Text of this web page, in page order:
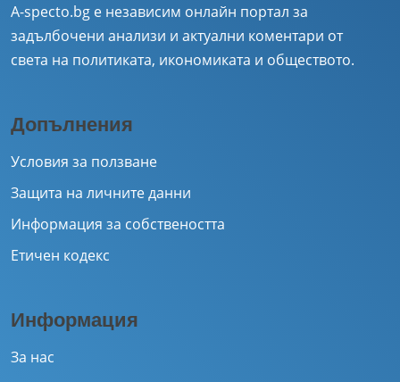
A-specto.bg е независим онлайн портал за
задълбочени анализи и актуални коментари от
света на политиката, икономиката и обществото.
Допълнения
Условия за ползване
Защита на личните данни
Информация за собствеността
Етичен кодекс
Информация
За нас